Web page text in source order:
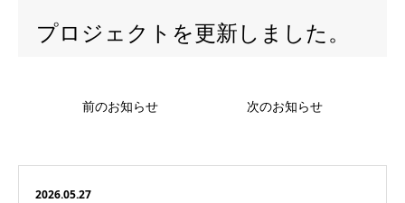
プロジェクトを更新しました。
前のお知らせ 次のお知らせ
2026.05.27